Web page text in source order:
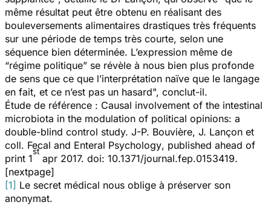
même résultat peut être obtenu en réalisant des
bouleversements alimentaires drastiques très fréquents
sur une période de temps très courte, selon une
séquence bien déterminée. L’expression même de
“régime politique” se révèle à nous bien plus profonde
de sens que ce que l’interprétation naïve que le langage
en fait, et ce n’est pas un hasard", conclut-il.
Étude de référence : Causal involvement of the intestinal
microbiota in the modulation of political opinions: a
double-blind control study. J-P. Bouvière, J. Lançon et
coll. Fecal and Enteral Psychology, published ahead of
print 1
st
apr 2017. doi: 10.1371/journal.fep.0153419.
[nextpage]
[1] Le secret médical nous oblige à préserver son
anonymat.